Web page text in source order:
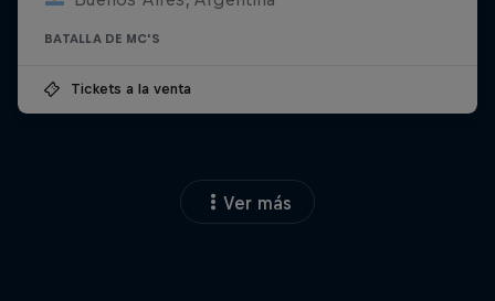
BATALLA DE MC'S
Tickets a la venta
Ver más